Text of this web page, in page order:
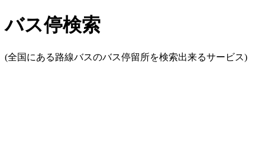
バス停検索
(全国にある路線バスのバス停留所を検索出来るサービス)